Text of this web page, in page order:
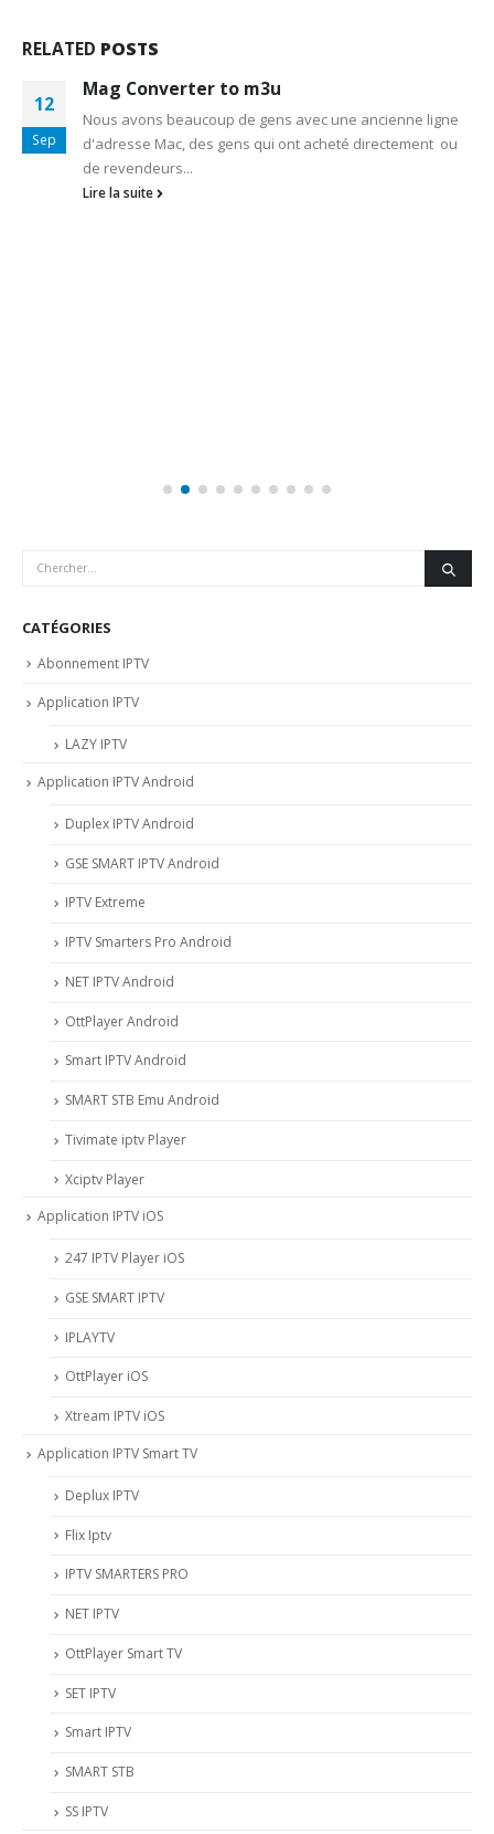
RELATED POSTS
12
Sep
Mag Converter to m3u
Nous avons beaucoup de gens avec une ancienne ligne
d'adresse Mac, des gens qui ont acheté directement ou
de revendeurs...
Lire la suite
CATÉGORIES
Abonnement IPTV
Application IPTV
LAZY IPTV
Application IPTV Android
Duplex IPTV Android
GSE SMART IPTV Android
IPTV Extreme
IPTV Smarters Pro Android
NET IPTV Android
OttPlayer Android
Smart IPTV Android
SMART STB Emu Android
Tivimate iptv Player
Xciptv Player
Application IPTV iOS
247 IPTV Player iOS
‎GSE SMART IPTV
IPLAYTV
OttPlayer iOS
Xtream IPTV iOS
Application IPTV Smart TV
Deplux IPTV
Flix Iptv
IPTV SMARTERS PRO
NET IPTV
OttPlayer Smart TV
SET IPTV
Smart IPTV
SMART STB
SS IPTV